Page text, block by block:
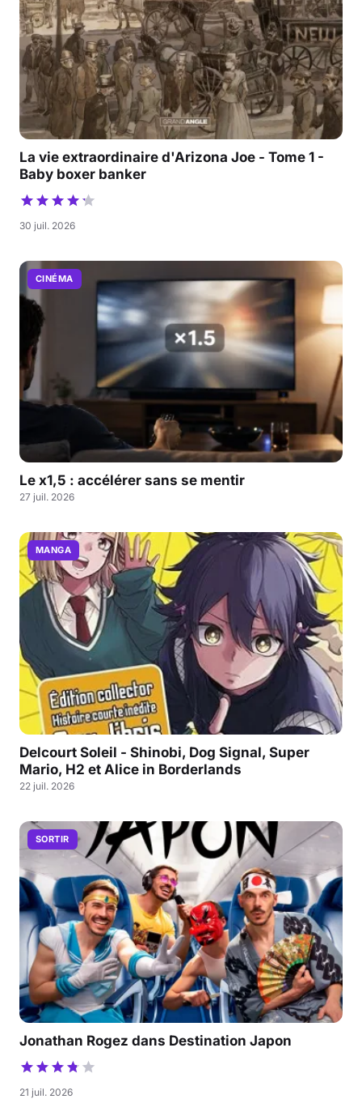
La vie extraordinaire d'Arizona Joe - Tome 1 -
Baby boxer banker
30 juil. 2026
CINÉMA
Le x1,5 : accélérer sans se mentir
27 juil. 2026
MANGA
Delcourt Soleil - Shinobi, Dog Signal, Super
Mario, H2 et Alice in Borderlands
22 juil. 2026
SORTIR
Jonathan Rogez dans Destination Japon
21 juil. 2026